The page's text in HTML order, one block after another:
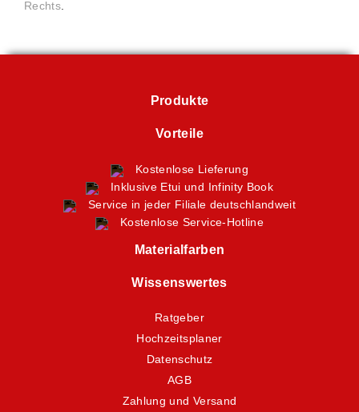
Rechts.
Produkte
Vorteile
Kostenlose Lieferung
Inklusive Etui und Infinity Book
Service in jeder Filiale deutschlandweit
Kostenlose Service-Hotline
Materialfarben
Wissenswertes
Ratgeber
Hochzeitsplaner
Datenschutz
AGB
Zahlung und Versand